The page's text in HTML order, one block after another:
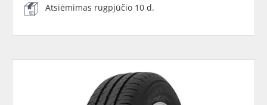
Atsiėmimas rugpjūčio 10 d.